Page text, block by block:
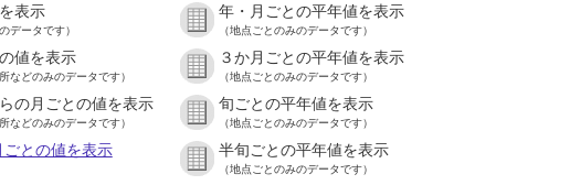
表示
データです）
年・月ごとの平年値を表示
（地点ごとのみのデータです）
値を表示
などのみのデータです）
３か月ごとの平年値を表示
（地点ごとのみのデータです）
の月ごとの値を表示
などのみのデータです）
旬ごとの平年値を表示
（地点ごとのみのデータです）
との値を表示 半旬ごとの平年値を表示
（地点ごとのみのデータです）